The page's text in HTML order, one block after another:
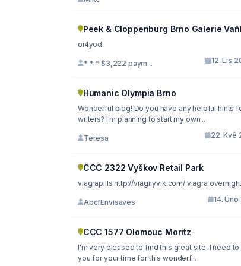
Peek & Cloppenburg Brno Galerie
oi4yod
* * * $3,222 paym... 12. Lis
Humanic Olympia Brno
Wonderful blog! Do you have any helpful hints
writers? I'm planning to start my own...
Teresa 22. Kvě
CCC 2322 Vyškov Retail Park
viagrapills http://viagriyvik.com/
AbcfEnvisaves 14.
CCC 1577 Olomouc Moritz
I'm very pleased to find this great site. I need to to thank
you for your time for this wonderf...